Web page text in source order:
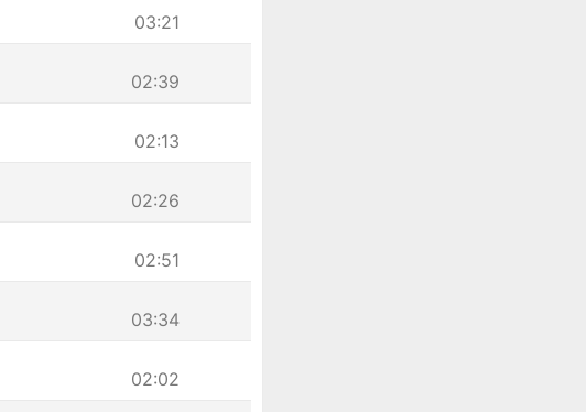
03:21
02:39
02:13
02:26
02:51
03:34
02:02